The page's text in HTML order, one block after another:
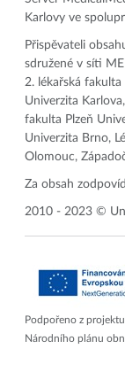
Karlovy ve
Přispěvateli
sdružené v síti
2. lékařská
Univerzita
fakulta Plzeň
Univerzita Brno,
Olomouc,
Za obsah
2010 - 2023 ©
Podpořeno z
Národního plánu